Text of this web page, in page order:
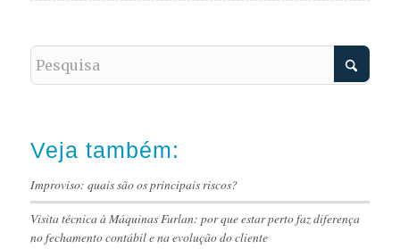
Veja também:
Improviso: quais são os principais riscos?
Visita técnica à Máquinas Furlan: por que estar perto faz diferença
no fechamento contábil e na evolução do cliente